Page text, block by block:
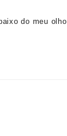
do meu olho